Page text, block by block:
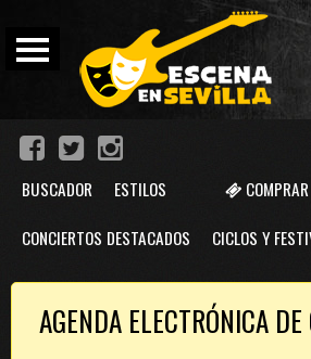
BUSCADOR ESTILOS
CONCIERTOS DESTACADOS CICLOS Y
AGENDA ELECTRÓNICA